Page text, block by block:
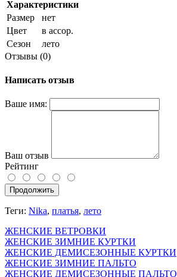
Характеристики
Размер
нет
Цвет
в ассор.
Сезон
лето
Отзывы (0)
Написать отзыв
Ваше имя:
Ваш отзыв
Рейтинг
Продолжить
Теги: Nika, платья, лето
ЖЕНСКИЕ ВЕТРОВКИ
ЖЕНСКИЕ ЗИМНИЕ КУРТКИ
ЖЕНСКИЕ ДЕМИСЕЗОННЫЕ КУРТКИ
ЖЕНСКИЕ ЗИМНИЕ ПАЛЬТО
ЖЕНСКИЕ ДЕМИСЕЗОННЫЕ ПАЛЬТО